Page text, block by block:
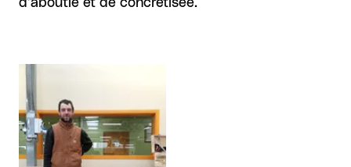
d’aboutie et de concrétisée.